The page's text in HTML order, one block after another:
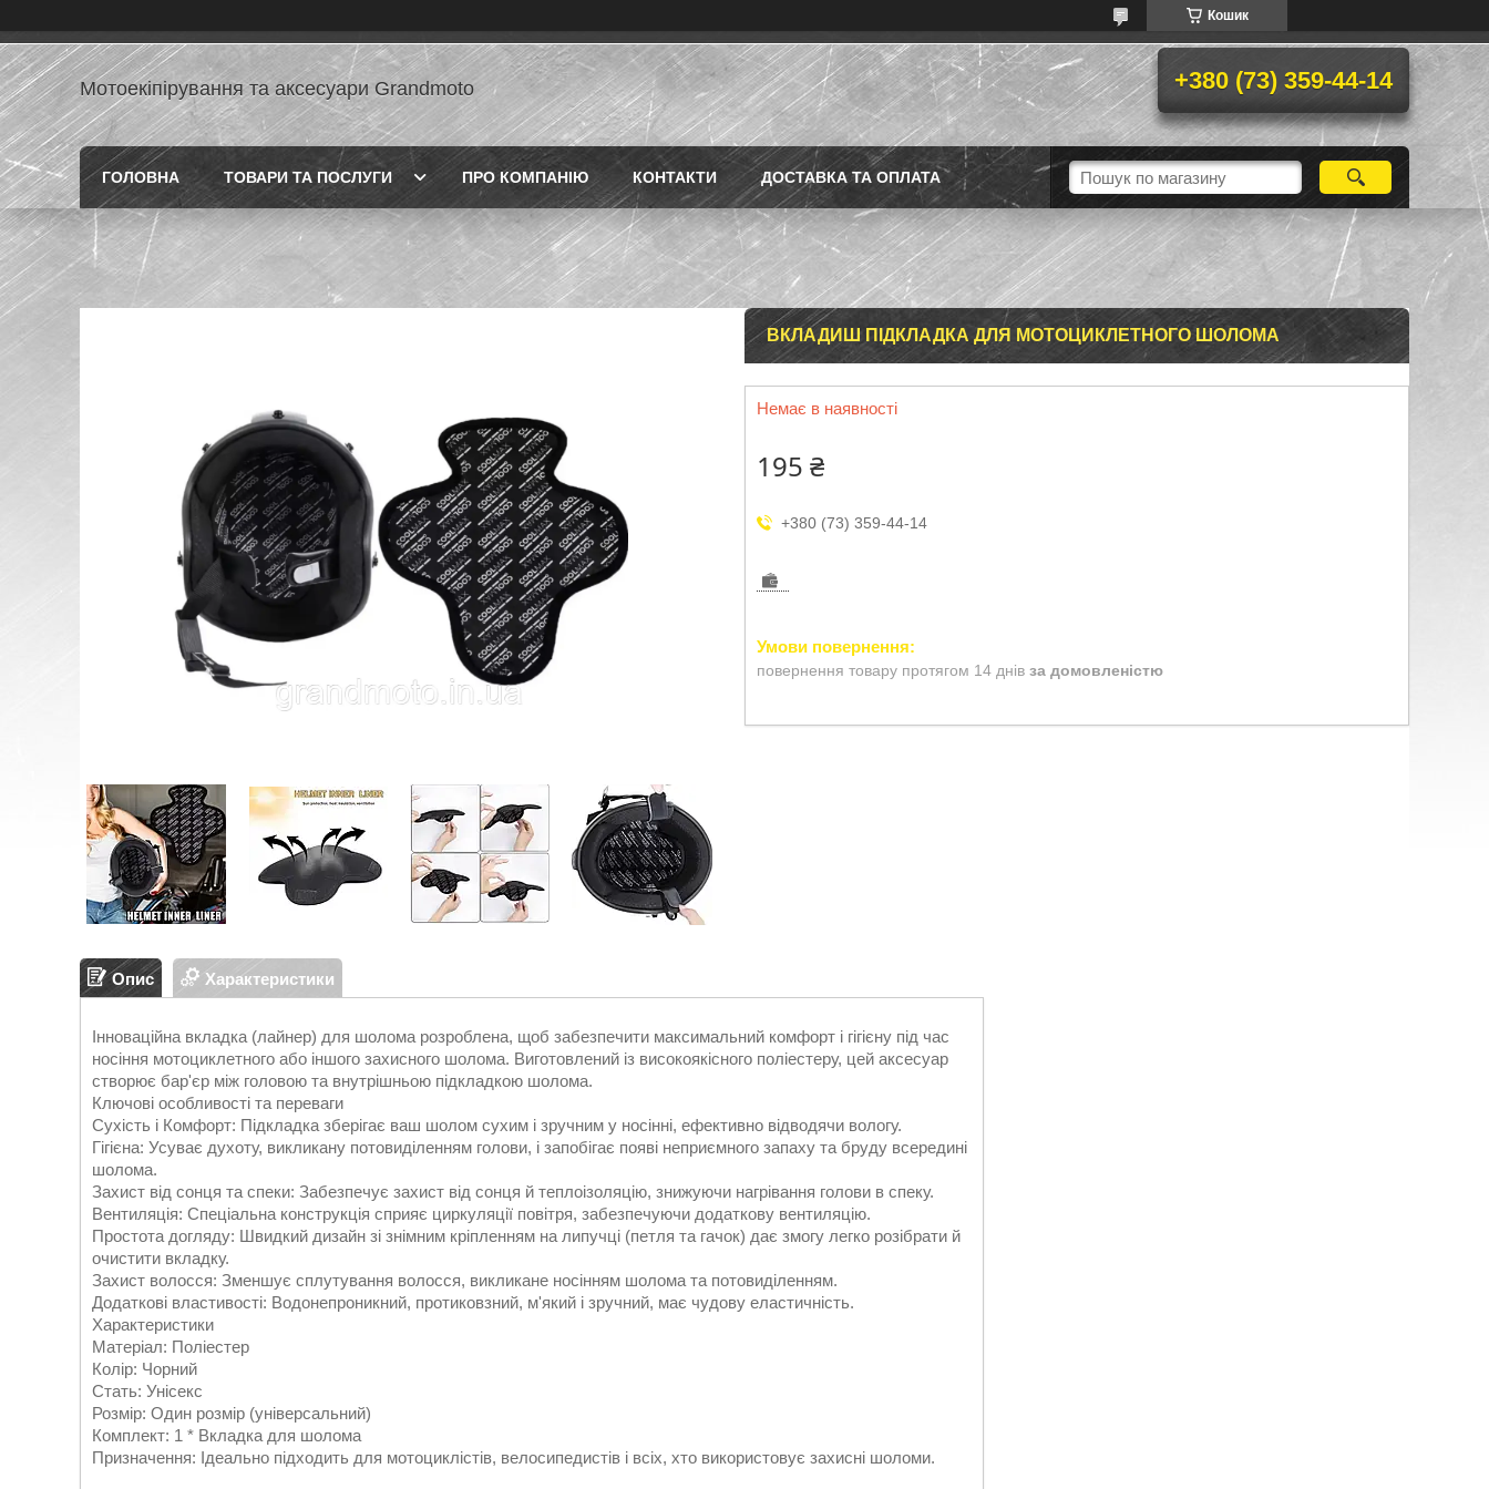
Кошик
Мотоекіпірування та аксесуари Grandmoto +380 (73) 359-44-14
ГОЛОВНА ТОВАРИ ТА ПОСЛУГИ ПРО КОМПАНІЮ КОНТАКТИ ДОСТАВКА ТА ОПЛАТА
ВКЛАДИШ ПІДКЛАДКА ДЛЯ МОТОЦИКЛЕТНОГО ШОЛОМА
Немає в наявності
195 ₴
+380 (73) 359-44-14
повернення товару протягом 14 днів за домовленістю
Опис Характеристики
Інноваційна вкладка (лайнер) для шолома розроблена, щоб забезпечити максимальний комфорт і гігієну під час
носіння мотоциклетного або іншого захисного шолома. Виготовлений із високоякісного поліестеру, цей аксесуар
створює бар'єр між головою та внутрішньою підкладкою шолома.
Ключові особливості та переваги
Сухість і Комфорт: Підкладка зберігає ваш шолом сухим і зручним у носінні, ефективно відводячи вологу.
Гігієна: Усуває духоту, викликану потовиділенням голови, і запобігає появі неприємного запаху та бруду всередині
шолома.
Захист від сонця та спеки: Забезпечує захист від сонця й теплоізоляцію, знижуючи нагрівання голови в спеку.
Вентиляція: Спеціальна конструкція сприяє циркуляції повітря, забезпечуючи додаткову вентиляцію.
Простота догляду: Швидкий дизайн зі знімним кріпленням на липучці (петля та гачок) дає змогу легко розібрати й
очистити вкладку.
Захист волосся: Зменшує сплутування волосся, викликане носінням шолома та потовиділенням.
Додаткові властивості: Водонепроникний, протиковзний, м'який і зручний, має чудову еластичність.
Характеристики
Матеріал: Поліестер
Колір: Чорний
Стать: Унісекс
Розмір: Один розмір (універсальний)
Комплект: 1 * Вкладка для шолома
Призначення: Ідеально підходить для мотоциклістів, велосипедистів і всіх, хто використовує захисні шоломи.